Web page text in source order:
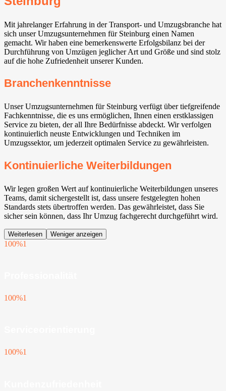
Mit jahrelanger Erfahrung in der Transport- und Umzugsbranche hat
sich unser Umzugsunternehmen für Steinburg einen Namen
gemacht. Wir haben eine bemerkenswerte Erfolgsbilanz bei der
Durchführung von Umzügen jeglicher Art und Größe und sind stolz
auf die hohe Zufriedenheit unserer Kunden.
Branchenkenntnisse
Unser Umzugsunternehmen für Steinburg verfügt über tiefgreifende
Fachkenntnisse, die es uns ermöglichen, Ihnen einen erstklassigen
Service zu bieten, der all Ihre Bedürfnisse abdeckt. Wir verfolgen
kontinuierlich neuste Entwicklungen und Techniken im
Umzugssektor, um jederzeit optimalen Service zu gewährleisten.
Kontinuierliche Weiterbildungen
Wir legen großen Wert auf kontinuierliche Weiterbildungen unseres
Teams, damit sichergestellt ist, dass unsere festgelegten hohen
Standards stets übertroffen werden. Das gewährleistet, dass Sie
sicher sein können, dass Ihr Umzug fachgerecht durchgeführt wird.
Weiterlesen Weniger anzeigen
100%1
100%1
100%1